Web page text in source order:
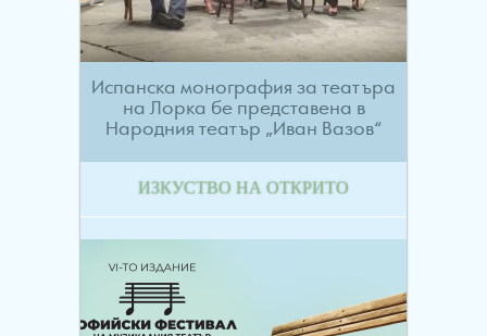
Испанска монография за театъра
на Лорка бе представена в
Народния театър „Иван Вазов“
ИЗКУСТВО НА ОТКРИТО